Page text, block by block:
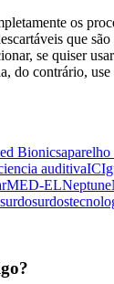
os
que
se quiser
do contrário, use
Bionics
auditivaIC
MED-ELNeptune
surdosurdos